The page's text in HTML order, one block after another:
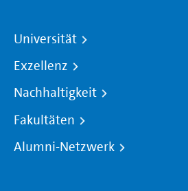
Universität
Exzellenz
Nachhaltigkeit
Fakultäten
Alumni-Netzwerk